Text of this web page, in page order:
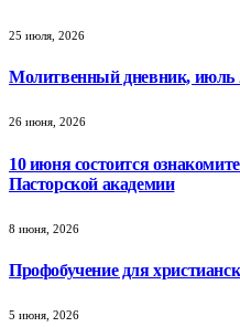
25 июля, 2026
Молитвенный дневник, июль
26 июня, 2026
10 июня состоится
Пасторской академии
8 июня, 2026
Профобучение для
5 июня, 2026